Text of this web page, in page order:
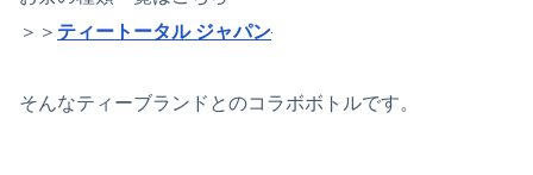
＞＞ ティートータル ジャパン
そんなティーブランドとのコラボボトルです。